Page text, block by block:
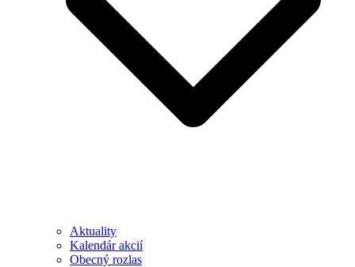
Aktuality
Kalendár akcií
Obecný rozlas